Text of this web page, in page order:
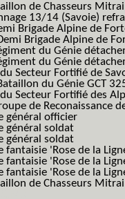
de Chasseurs
13/14 (Savoie)
Brigade Alpine de
Brigade Alpine de
du Génie
du Génie
Secteur Fortifié de
du Génie GCT
Secteur Fortifié des
de Reconaissance
général officier
général soldat
général soldat
fantaisie 'Rose de la
fantaisie 'Rose de la
fantaisie 'Rose de la
de Chasseurs